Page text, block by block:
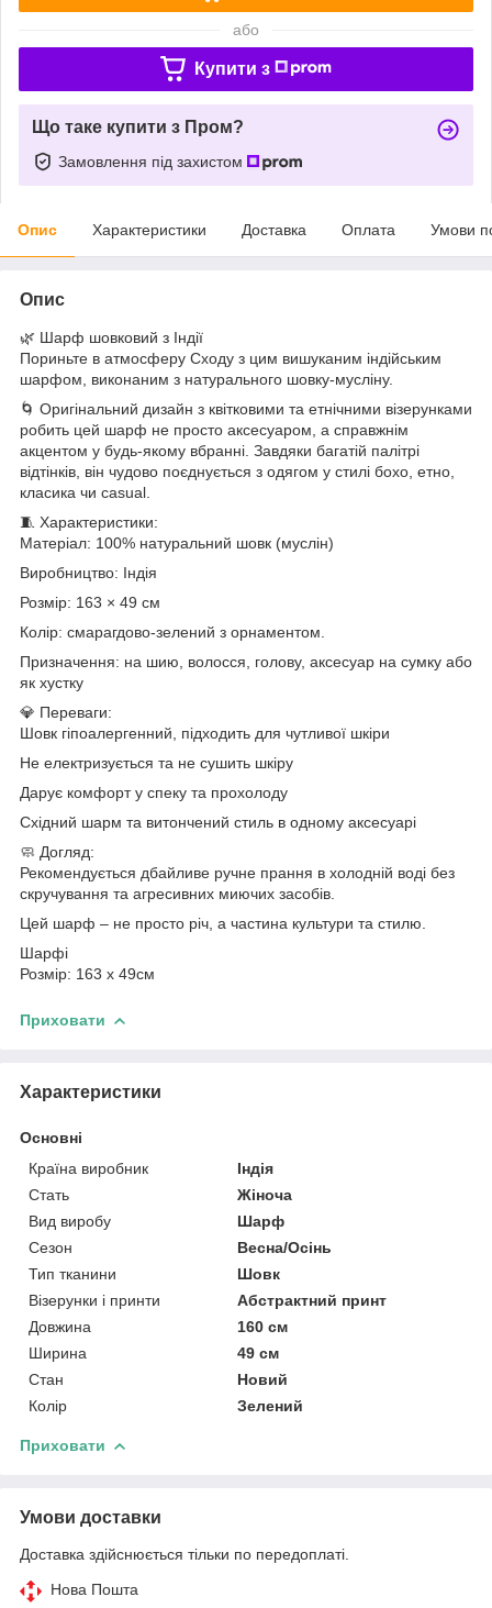
або
Купити з
Що таке купити з Пром?
Замовлення під захистом
Опис Характеристики Доставка Оплата Умови
Опис
🌿 Шарф шовковий з Індії
Пориньте в атмосферу Сходу з цим вишуканим індійським
шарфом, виконаним з натурального шовку-мусліну.
🌀 Оригінальний дизайн з квітковими та етнічними візерунками
робить цей шарф не просто аксесуаром, а справжнім
акцентом у будь-якому вбранні. Завдяки багатій палітрі
відтінків, він чудово поєднується з одягом у стилі бохо, етно,
класика чи casual.
🧵 Характеристики:
Матеріал: 100% натуральний шовк (муслін)
Виробництво: Індія
Розмір: 163 × 49 см
Колір: смарагдово-зелений з орнаментом.
Призначення: на шию, волосся, голову, аксесуар на сумку або
як хустку
💎 Переваги:
Шовк гіпоалергенний, підходить для чутливої шкіри
Не електризується та не сушить шкіру
Дарує комфорт у спеку та прохолоду
Східний шарм та витончений стиль в одному аксесуарі
🧼 Догляд:
Рекомендується дбайливе ручне прання в холодній воді без
скручування та агресивних миючих засобів.
Цей шарф – не просто річ, а частина культури та стилю.
Шарфі
Розмір: 163 х 49см
Приховати
Характеристики
Основні
Країна виробник
Індія
Стать
Жіноча
Вид виробу
Шарф
Сезон
Весна/Осінь
Тип тканини
Шовк
Візерунки і принти
Абстрактний принт
Довжина
160 см
Ширина
49 см
Стан
Новий
Колір
Зелений
Приховати
Умови доставки
Доставка здійснюється тільки по передоплаті.
Нова Пошта